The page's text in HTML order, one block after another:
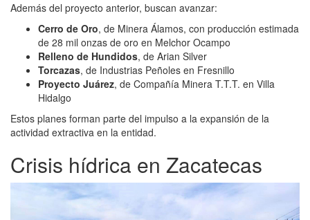
Además del proyecto anterior, buscan avanzar:
Cerro de Oro, de Minera Álamos, con producción estimada
de 28 mil onzas de oro en Melchor Ocampo
Relleno de Hundidos, de Arian Silver
Torcazas, de Industrias Peñoles en Fresnillo
Proyecto Juárez, de Compañía Minera T.T.T. en Villa
Hidalgo
Estos planes forman parte del impulso a la expansión de la
actividad extractiva en la entidad.
Crisis hídrica en Zacatecas